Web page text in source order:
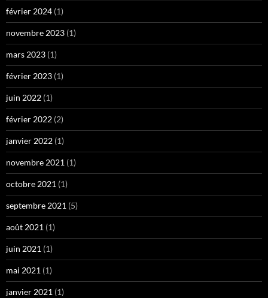
février 2024 (1)
novembre 2023 (1)
mars 2023 (1)
février 2023 (1)
juin 2022 (1)
février 2022 (2)
janvier 2022 (1)
novembre 2021 (1)
octobre 2021 (1)
septembre 2021 (5)
août 2021 (1)
juin 2021 (1)
mai 2021 (1)
janvier 2021 (1)